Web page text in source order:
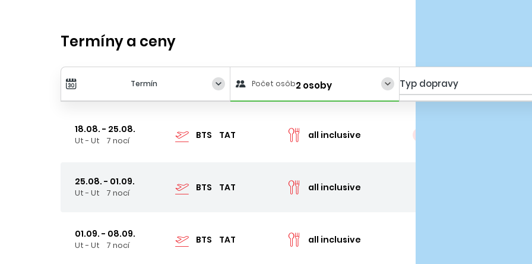
Termíny a ceny
Termín Počet osôb2 osoby Typ dopravy
18.08. - 25.08.
Ut - Ut 7 nocí BTS TAT all inclusive
25.08. - 01.09.
Ut - Ut 7 nocí BTS TAT all inclusive
01.09. - 08.09.
Ut - Ut 7 nocí BTS TAT all inclusive